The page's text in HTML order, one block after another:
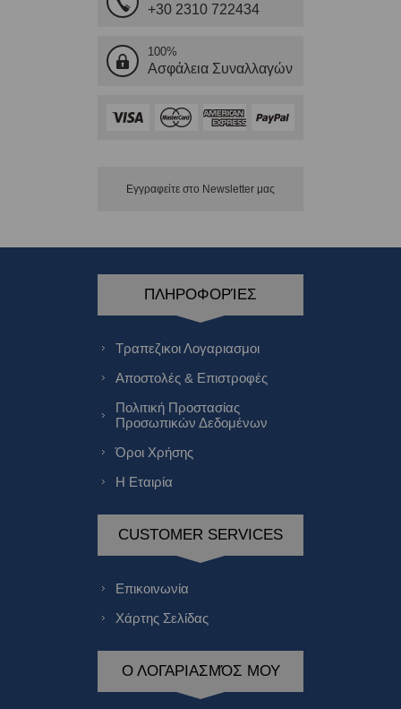
+30 2310 722434
100%
Ασφάλεια Συναλλαγών
Εγγραφείτε στο Νewsletter μας
ΠΛΗΡΟΦΟΡΊΕΣ
Τραπεζικοι Λογαριασμοι
Αποστολές & Επιστροφές
Πολιτική Προστασίας
Προσωπικών Δεδομένων
Όροι Χρήσης
Η Εταιρία
CUSTOMER SERVICES
Επικοινωνία
Χάρτης Σελίδας
Ο ΛΟΓΑΡΙΑΣΜΌΣ ΜΟΥ